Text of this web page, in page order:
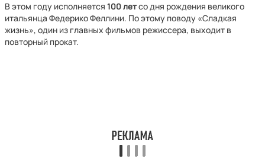
В этом году исполняется 100 летсо дня рождения великого
итальянца Федерико Феллини. По этому поводу «Сладкая
жизнь», один из главных фильмов режиссера, выходит в
повторный прокат.